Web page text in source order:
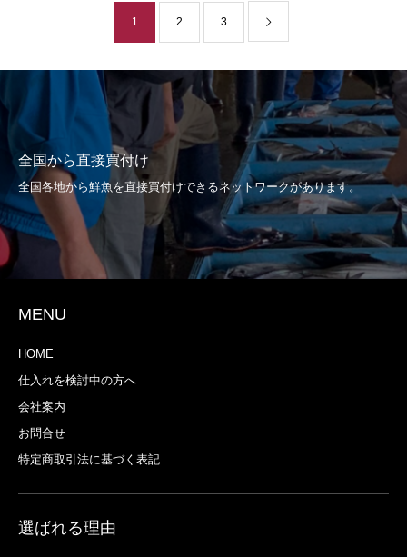
1 2 3
全国から直接買付け
全国各地から鮮魚を直接買付けできるネットワークがあります。
MENU
HOME
仕入れを検討中の方へ
会社案内
お問合せ
特定商取引法に基づく表記
選ばれる理由